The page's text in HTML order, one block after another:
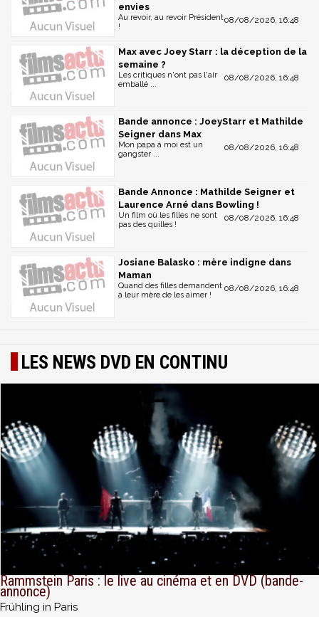
envies
08/08/2026, 16:48
Au revoir, au revoir Président
!
Max avec Joey Starr : la déception de la
semaine ?
08/08/2026, 16:48
Les critiques n'ont pas l'air
emballé ...
Bande annonce : JoeyStarr et Mathilde
Seigner dans Max
08/08/2026, 16:48
Mon papa à moi est un
gangster ...
Bande Annonce : Mathilde Seigner et
Laurence Arné dans Bowling !
08/08/2026, 16:48
Un film où les filles ne sont
pas des quilles !
Josiane Balasko : mère indigne dans
Maman
08/08/2026, 16:48
Quand des filles demandent
à leur mère de les aimer !
LES NEWS DVD EN CONTINU
Rammstein Paris : le live au cinéma et en DVD (bande-
annonce)
Frühling in Paris